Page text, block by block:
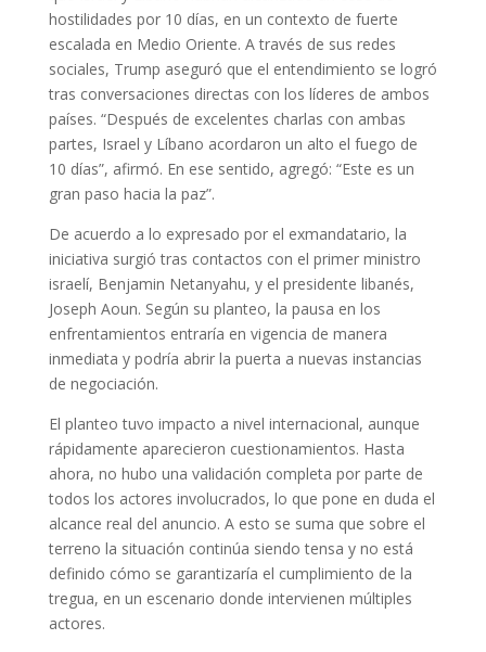
hostilidades por 10 días, en un contexto de fuerte
escalada en Medio Oriente. A través de sus redes
sociales, Trump aseguró que el entendimiento se logró
tras conversaciones directas con los líderes de ambos
países. “Después de excelentes charlas con ambas
partes, Israel y Líbano acordaron un alto el fuego de
10 días”, afirmó. En ese sentido, agregó: “Este es un
gran paso hacia la paz”.
De acuerdo a lo expresado por el exmandatario, la
iniciativa surgió tras contactos con el primer ministro
israelí, Benjamin Netanyahu, y el presidente libanés,
Joseph Aoun. Según su planteo, la pausa en los
enfrentamientos entraría en vigencia de manera
inmediata y podría abrir la puerta a nuevas instancias
de negociación.
El planteo tuvo impacto a nivel internacional, aunque
rápidamente aparecieron cuestionamientos. Hasta
ahora, no hubo una validación completa por parte de
todos los actores involucrados, lo que pone en duda el
alcance real del anuncio. A esto se suma que sobre el
terreno la situación continúa siendo tensa y no está
definido cómo se garantizaría el cumplimiento de la
tregua, en un escenario donde intervienen múltiples
actores.